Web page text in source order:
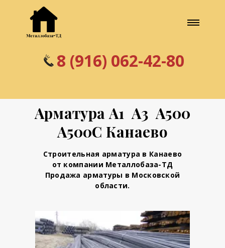
8 (916) 062-42-80
Арматура А1 А3 А500
А500С Канаево
Строительная арматура в Канаево
от компании Металлобаза-ТД
Продажа арматуры в Московской
области.